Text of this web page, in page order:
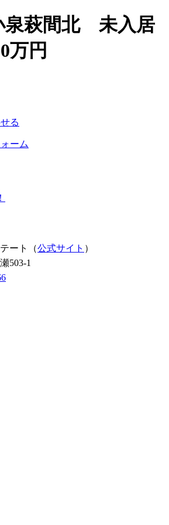
泉萩間北 未入居
万円
る
ーム
ート（公式サイト ）
503-1